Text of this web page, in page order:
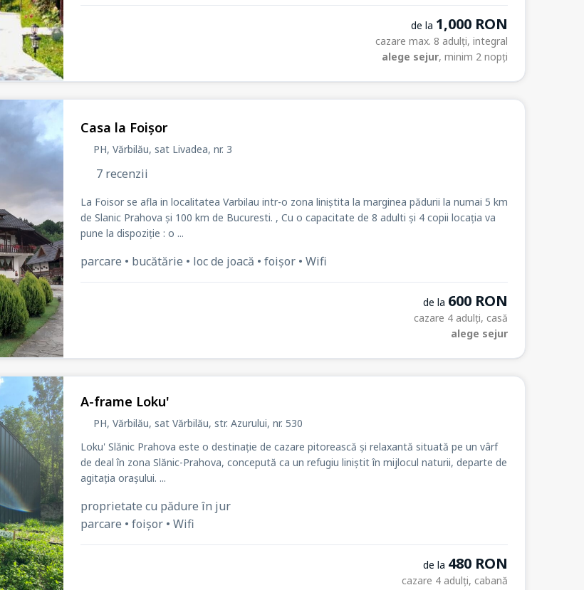
de la 1,000 RON
cazare max. 8 adulți, integral
alege sejur, minim 2 nopți
Casa la Foișor
PH, Vărbilău, sat Livadea, nr. 3
7 recenzii
La Foisor se afla in localitatea Varbilau intr-o zona liniștita la marginea pădurii la numai 5 km
de Slanic Prahova și 100 km de Bucuresti. , Cu o capacitate de 8 adulti și 4 copii locația va
pune la dispoziție : o ...
parcare • bucătărie • loc de joacă • foișor • Wifi
de la 600 RON
cazare 4 adulți, casă
alege sejur
A-frame Loku'
PH, Vărbilău, sat Vărbilău, str. Azurului, nr. 530
Loku' Slănic Prahova este o destinație de cazare pitorească și relaxantă situată pe un vârf
de deal în zona Slănic-Prahova, concepută ca un refugiu liniștit în mijlocul naturii, departe de
agitația orașului. ...
proprietate cu pădure în jur
parcare • foișor • Wifi
de la 480 RON
cazare 4 adulți, cabană